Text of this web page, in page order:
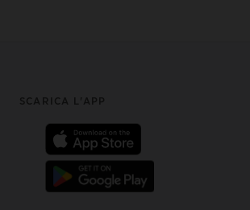
Footer
SCARICA L'APP